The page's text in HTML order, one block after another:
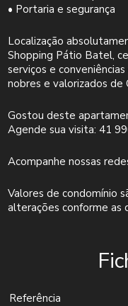
• Portaria e segurança
Localização
Shopping Pátio Batel,
serviços e
nobres e valorizados de
Gostou deste
Agende sua visita: 41
Acompanhe nossas
Valores de condomínio
alterações conforme as
Referência